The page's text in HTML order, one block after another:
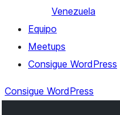
Venezuela
Equipo
Meetups
Consigue WordPress
Consigue WordPress